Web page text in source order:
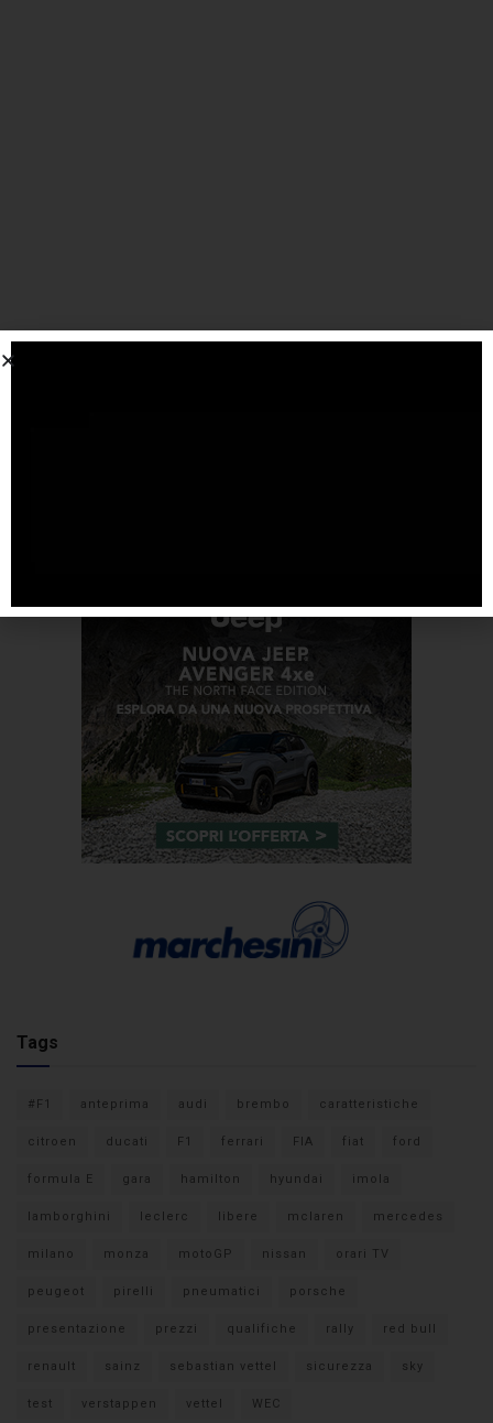
Tags
#F1 anteprima audi brembo caratteristiche
citroen ducati F1 ferrari FIA fiat ford
formula E gara hamilton hyundai imola
lamborghini leclerc libere mclaren mercedes
milano monza motoGP nissan orari TV
peugeot pirelli pneumatici porsche
presentazione prezzi qualifiche rally red bull
renault sainz sebastian vettel sicurezza sky
test verstappen vettel WEC